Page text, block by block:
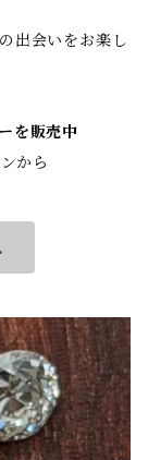
出会いをお楽し
を販売中
から